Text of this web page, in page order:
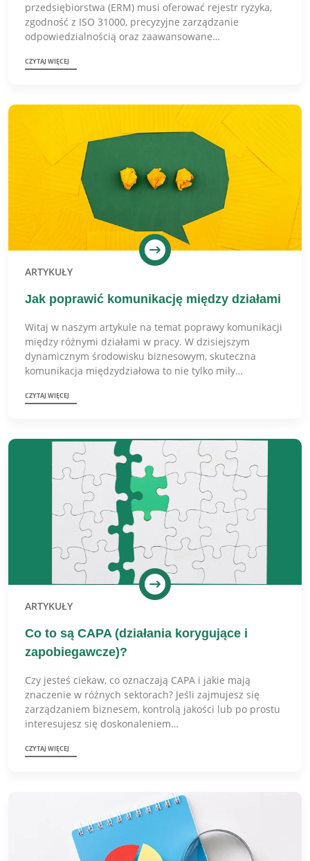
przedsiębiorstwa (ERM) musi oferować rejestr ryzyka,
zgodność z ISO 31000, precyzyjne zarządzanie
odpowiedzialnością oraz zaawansowane…
CZYTAJ WIĘCEJ
ARTYKUŁY
Jak poprawić komunikację między działami
Witaj w naszym artykule na temat poprawy komunikacji
między różnymi działami w pracy. W dzisiejszym
dynamicznym środowisku biznesowym, skuteczna
komunikacja międzydziałowa to nie tylko miły…
CZYTAJ WIĘCEJ
ARTYKUŁY
Co to są CAPA (działania korygujące i
zapobiegawcze)?
Czy jesteś ciekaw, co oznaczają CAPA i jakie mają
znaczenie w różnych sektorach? Jeśli zajmujesz się
zarządzaniem biznesem, kontrolą jakości lub po prostu
interesujesz się doskonaleniem…
CZYTAJ WIĘCEJ